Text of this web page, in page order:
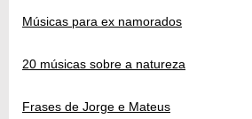
Músicas para ex namorados
20 músicas sobre a natureza
Frases de Jorge e Mateus